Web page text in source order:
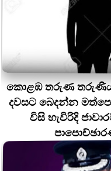
කොළඹ තරුණ
දවසට බෙදන්න
විසි හැවිරිදි